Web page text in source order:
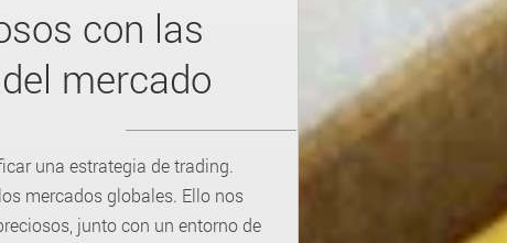
con las
mercado
una estrategia de trading.
mercados globales. Ello nos
junto con un entorno de